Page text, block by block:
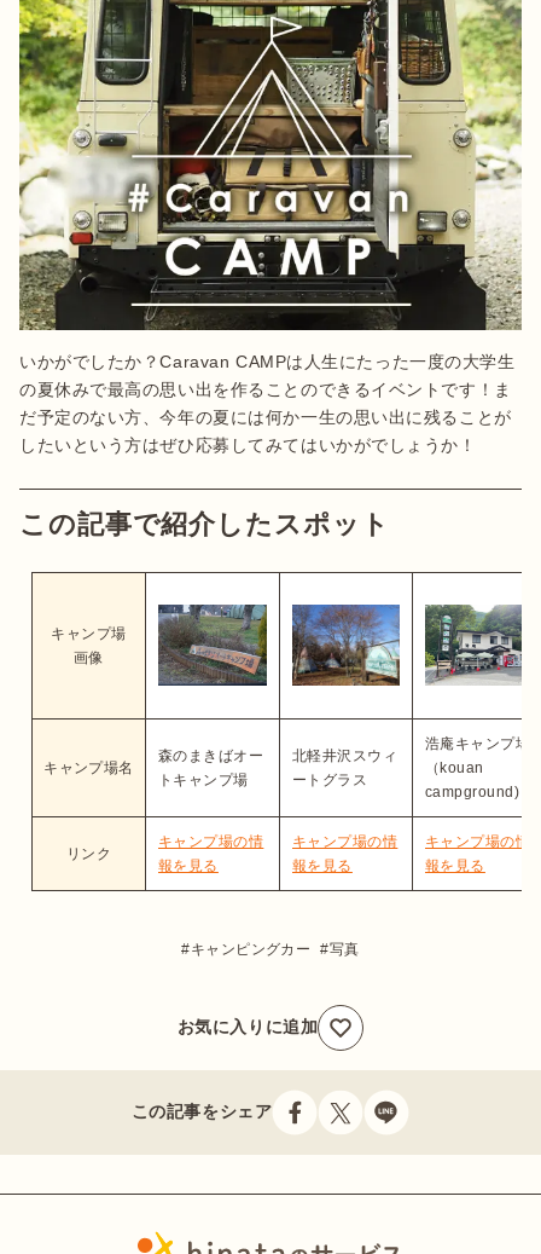
いかがでしたか？Caravan CAMPは人生にたった一度の大学生
の夏休みで最高の思い出を作ることのできるイベントです！ま
だ予定のない方、今年の夏には何か一生の思い出に残ることが
したいという方はぜひ応募してみてはいかがでしょうか！
この記事で紹介したスポット
キャンプ場
画像
キャンプ場名
森のまきばオー
トキャンプ場
北軽井沢スウィ
ートグラス
浩庵キャンプ場
（kouan
campground)
リンク
キャンプ場の情
報を見る
キャンプ場の情
報を見る
キャンプ場の情
報を見る
キャンピングカー 写真
お気に入りに追加
この記事をシェア